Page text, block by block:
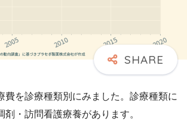
費を診療種類別にみました。診療種類に
剤・訪問看護療養があります。